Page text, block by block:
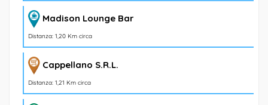
Madison Lounge Bar
Distanza: 1,20 Km circa
Cappellano S.R.L.
Distanza: 1,21 Km circa